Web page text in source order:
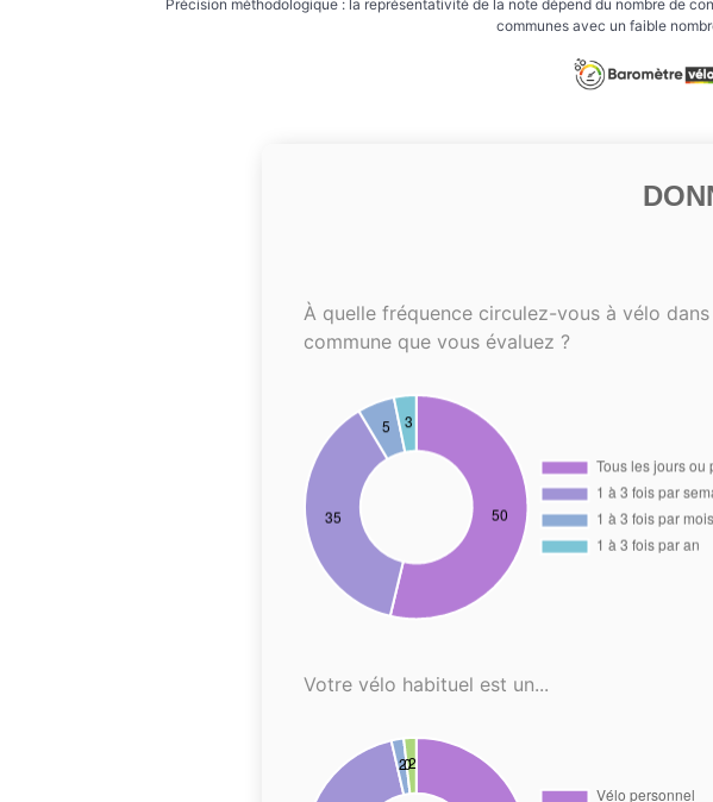
Précision méthodologique : la représentativité de la note dépend du nombre de
communes avec un faible
À quelle fréquence circulez-vous à vélo dans
commune que vous évaluez ?
Votre vélo habituel est un...